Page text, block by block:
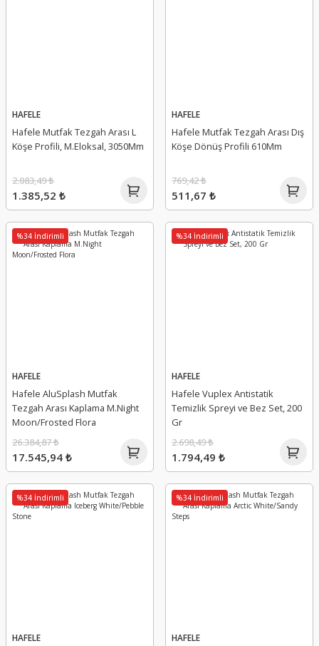
HAFELE
Hafele Mutfak Tezgah Arası L
Köşe Profili, M.Eloksal, 3050Mm
1.385,52 ₺
2.083,49 ₺
HAFELE
Hafele Mutfak Tezgah Arası Dış
Köşe Dönüş Profili 610Mm
511,67 ₺
769,42 ₺
%34 İndirimli
HAFELE
Hafele AluSplash Mutfak
Tezgah Arası Kaplama M.Night
Moon/Frosted Flora
17.545,94 ₺
26.384,87 ₺
%34 İndirimli
HAFELE
Hafele Vuplex Antistatik
Temizlik Spreyi ve Bez Set, 200
Gr
1.794,49 ₺
2.698,49 ₺
%34 İndirimli
HAFELE
%34 İndirimli
HAFELE